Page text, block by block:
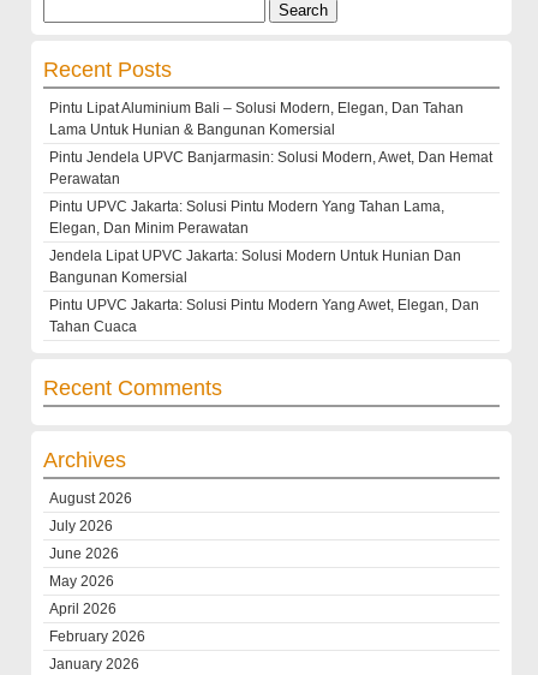
Recent Posts
Pintu Lipat Aluminium Bali – Solusi Modern, Elegan, Dan Tahan
Lama Untuk Hunian & Bangunan Komersial
Pintu Jendela UPVC Banjarmasin: Solusi Modern, Awet, Dan Hemat
Perawatan
Pintu UPVC Jakarta: Solusi Pintu Modern Yang Tahan Lama,
Elegan, Dan Minim Perawatan
Jendela Lipat UPVC Jakarta: Solusi Modern Untuk Hunian Dan
Bangunan Komersial
Pintu UPVC Jakarta: Solusi Pintu Modern Yang Awet, Elegan, Dan
Tahan Cuaca
Recent Comments
Archives
August 2026
July 2026
June 2026
May 2026
April 2026
February 2026
January 2026